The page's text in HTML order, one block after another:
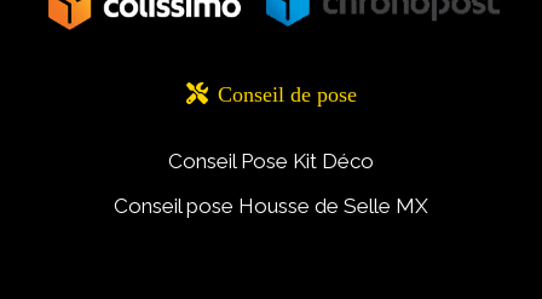
 Conseil de pose
Conseil Pose Kit Déco
Conseil pose Housse de Selle MX